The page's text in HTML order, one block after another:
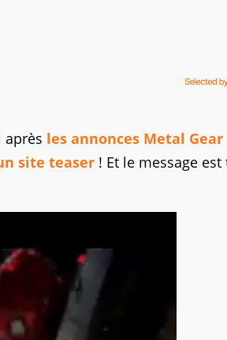
après les annonces Metal Gear
site teaser ! Et le message est